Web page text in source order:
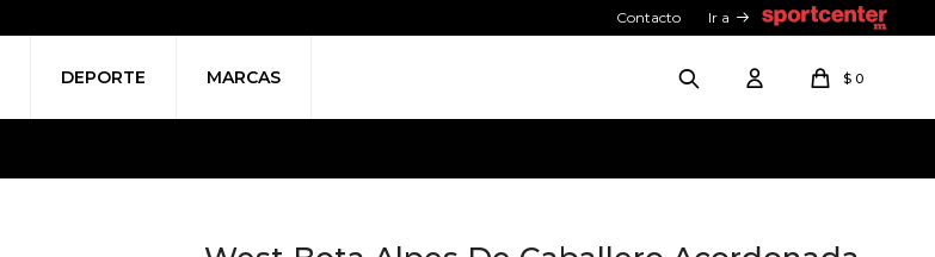
DEPORTE MARCAS $ 0
Contacto Ir a